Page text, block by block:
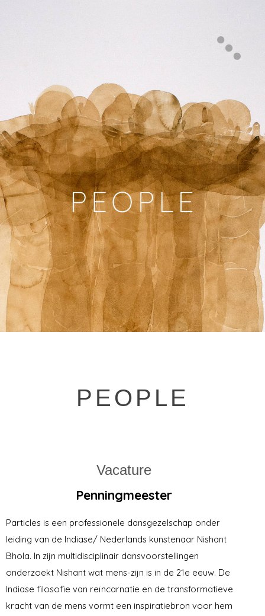
PEOPLE
Vacature
Penningmeester
Particles is een professionele dansgezelschap onder
leiding van de Indiase/ Nederlands kunstenaar Nishant
Bhola. In zijn multidisciplinair dansvoorstellingen
onderzoekt Nishant wat mens-zijn is in de 21e eeuw. De
Indiase filosofie van reïncarnatie en de transformatieve
kracht van de mens vormt een inspiratiebron voor hem